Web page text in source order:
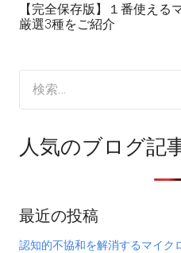
【完全保存版】１番使える
厳選3種をご紹介
人気のブログ記
最近の投稿
認知的不協和を解消するマイク